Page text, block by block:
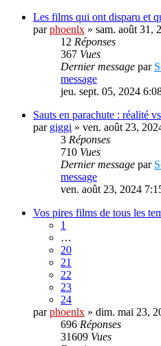
Les films qui ont disparu et
parphoenlx » sam. août 31,
12 Réponses
367 Vues
Dernier message par
message
jeu. sept. 05, 2024
Sauts en parachute : réalité
par giggi » ven. août 23,
3 Réponses
710 Vues
Dernier message par
message
ven. août 23, 2024
Vos pires films de tous les
1
…
20
21
22
23
24
parphoenlx » dim. mai 23,
696 Réponses
31609 Vues